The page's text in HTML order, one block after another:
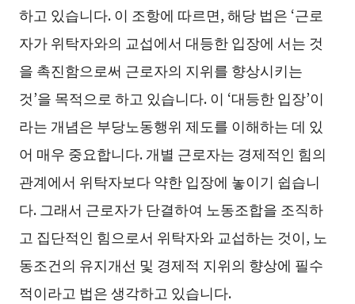
하고 있습니다. 이 조항에 따르면, 해당 법은 ‘근로
자가 위탁자와의 교섭에서 대등한 입장에 서는 것
을 촉진함으로써 근로자의 지위를 향상시키는
것’을 목적으로 하고 있습니다. 이 ‘대등한 입장’이
라는 개념은 부당노동행위 제도를 이해하는 데 있
어 매우 중요합니다. 개별 근로자는 경제적인 힘의
관계에서 위탁자보다 약한 입장에 놓이기 쉽습니
다. 그래서 근로자가 단결하여 노동조합을 조직하
고 집단적인 힘으로서 위탁자와 교섭하는 것이, 노
동조건의 유지개선 및 경제적 지위의 향상에 필수
적이라고 법은 생각하고 있습니다.